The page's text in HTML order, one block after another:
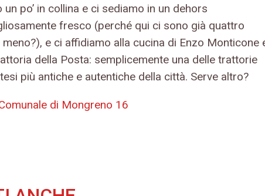
un po’ in collina e ci sediamo in un dehors
fresco (perché qui ci sono già quattro
meno?), e ci affidiamo alla cucina di Enzo Monticone
della Posta: semplicemente una delle trattorie
più antiche e autentiche della città. Serve altro?
di Mongreno 16